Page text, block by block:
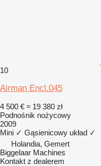
10
Airman Encl.045
4 500 € ≈ 19 380 zł
Podnośnik nożycowy
2009
Mini ✓ Gąsienicowy układ ✓
Holandia, Gemert
Biggelaar Machines
Kontakt z dealerem